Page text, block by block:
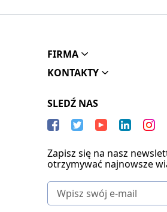
FIRMA
KONTAKTY
SLEDŹ NAS
Zapisz się na nasz
otrzymywać najnowsze